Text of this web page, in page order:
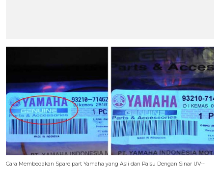
Cara Membedakan Spare part Yamaha yang Asli dan Palsu Dengan Sinar UV--